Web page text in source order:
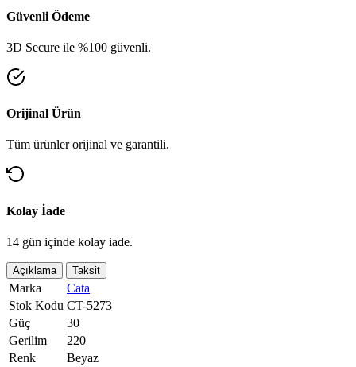
Güvenli Ödeme
3D Secure ile %100 güvenli.
Orijinal Ürün
Tüm ürünler orijinal ve garantili.
Kolay İade
14 gün içinde kolay iade.
Açıklama Taksit
Marka
Cata
Stok Kodu CT-5273
Güç
30
Gerilim
220
Renk
Beyaz